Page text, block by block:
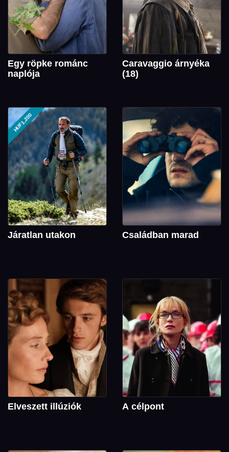
Egy röpke románc
naplója
Caravaggio árnyéka
(18)
HUF1,200
Járatlan utakon Családban marad
Elveszett illúziók A célpont